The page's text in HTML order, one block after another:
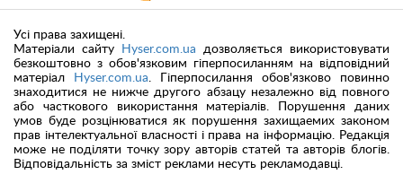
Усі права захищені.
Матеріали сайту
Hyser.com.ua дозволяється використовувати
безкоштовно з обов'язковим гіперпосиланням на відповідний
матеріал
Hyser.com.ua. Гіперпосилання обов'язково повинно
знаходитися не нижче другого абзацу незалежно від повного
або часткового використання матеріалів. Порушення даних
умов буде розцінюватися як порушення захищаемих законом
прав інтелектуальної власності і права на інформацію. Редакція
може не поділяти точку зору авторів статей та авторів блогів.
Відповідальність за зміст реклами несуть рекламодавці.